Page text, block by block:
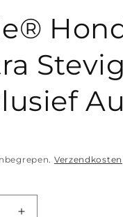
Verzendkosten